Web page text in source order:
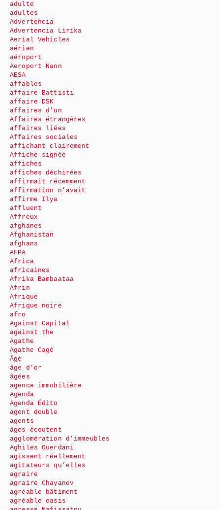
adulte
adultes
Advertencia
Advertencia Lirika
Aerial Vehicles
aérien
aéroport
Aeroport Nann
AESA
affables
affaire Battisti
affaire DSK
affaires d’un
Affaires étrangères
affaires liées
Affaires sociales
affichant clairement
Affiche signée
affiches
affiches déchirées
affirmait récemment
affirmation n’avait
affirme Ilya
affluent
Affreux
afghanes
Afghanistan
afghans
AFPA
Africa
africaines
Afrika Bambaataa
Afrin
Afrique
Afrique noire
afro
Against Capital
against the
Agathe
Agathe Cagé
Âgé
âge d’or
âgées
agence immobilière
Agenda
Agenda Édito
agent double
agents
âges écoutent
agglomération d’immeubles
Aghiles Ouerdani
agissent réellement
agitateurs qu’elles
agraire
agraire Chayanov
agréable bâtiment
agréable oasis